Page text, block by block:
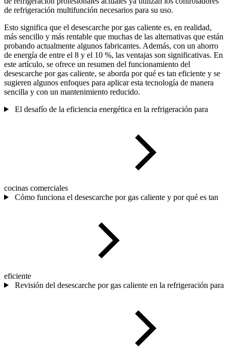
de refrigeración multifunción necesarios para su uso.
Esto significa que el desescarche por gas caliente es, en realidad,
más sencillo y más rentable que muchas de las alternativas que están
probando actualmente algunos fabricantes. Además, con un ahorro
de energía de entre el 8 y el 10 %, las ventajas son significativas. En
este artículo, se ofrece un resumen del funcionamiento del
desescarche por gas caliente, se aborda por qué es tan eficiente y se
sugieren algunos enfoques para aplicar esta tecnología de manera
sencilla y con un mantenimiento reducido.
El desafío de la eficiencia energética en la refrigeración para
cocinas comerciales
Cómo funciona el desescarche por gas caliente y por qué es tan
eficiente
Revisión del desescarche por gas caliente en la refrigeración para